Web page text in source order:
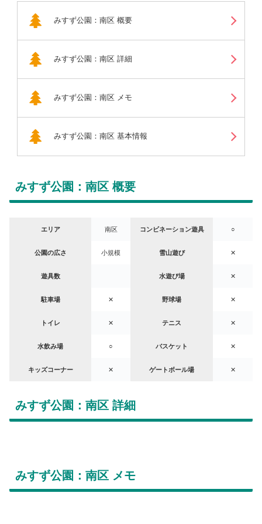
みすず公園：南区 概要
みすず公園：南区 詳細
みすず公園：南区 メモ
みすず公園：南区 基本情報
みすず公園：南区 概要
エリア 南区 コンビネーション遊具 ○
公園の広さ 小規模 雪山遊び ✕
遊具数 水遊び場 ✕
駐車場 ✕ 野球場 ✕
トイレ ✕ テニス ✕
水飲み場 ○ バスケット ✕
キッズコーナー ✕ ゲートボール場 ✕
みすず公園：南区 詳細
みすず公園：南区 メモ